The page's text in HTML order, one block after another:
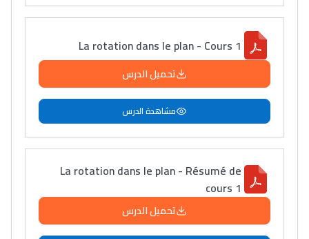
Collège au Maroc
التعليم الثانوي الإعدادي
Post-Bac
Interviews/Vidéos
+ de 89 Interviews/Vidéos
La rotation dans le plan - Cours 1
تحميل الدرس
مشاهدة الدرس
La rotation dans le plan - Résumé de
cours 1
تحميل الدرس